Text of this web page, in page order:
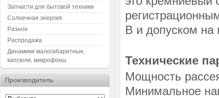
В и допуском на
Технические
Мощность
Минимальное
Запчасти для бытовой техники
Солнечная энергия
Разное
Распродажа
Динамики малогабаритные,
капсюли, микрофоны
Производитель